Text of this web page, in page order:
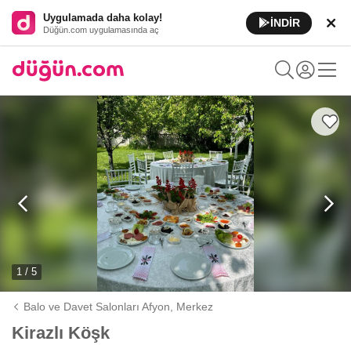
Uygulamada daha kolay!
Düğün.com uygulamasında aç
İNDİR
1 / 5
Balo ve Davet Salonları Afyon, Merkez
Kirazlı Köşk